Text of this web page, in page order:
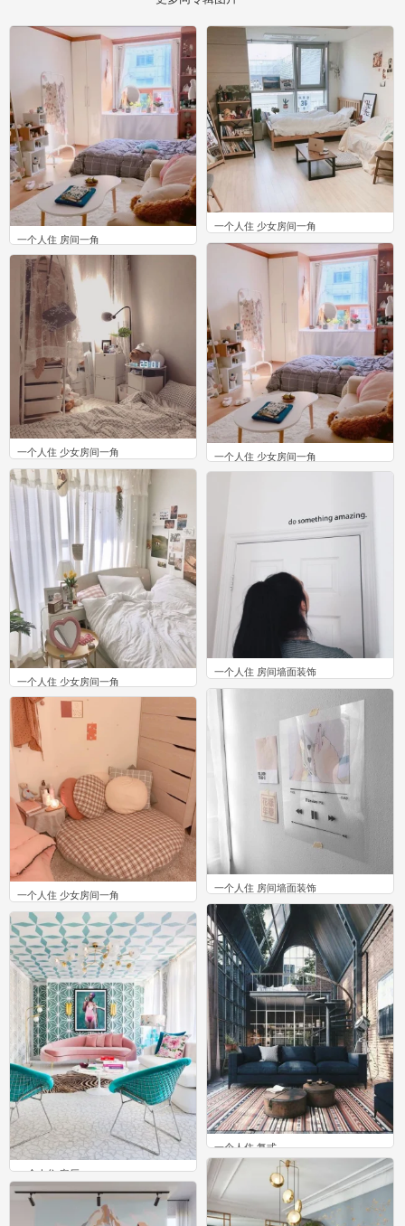
一个人住 少女房间一角
10
一个人住 房间一角
8
一个人住 少女房间一角
1
一个人住 房间墙面装饰
0
一个人住 少女房间一角
4
一个人住 少女房间一角
7
一个人住 复式
14
一个人住 客厅
4
一个人住 房间墙面装饰
1
一个人住 少女房间一角
8